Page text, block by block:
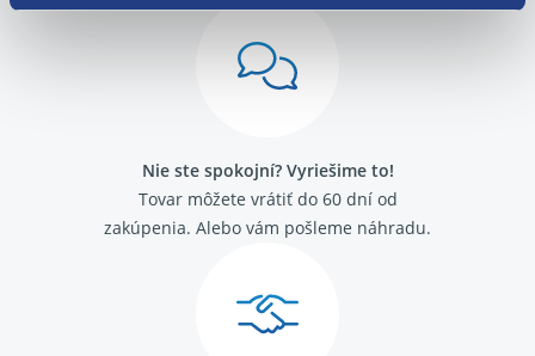
Nie ste spokojní? Vyriešime to!
Tovar môžete vrátiť do 60 dní od
zakúpenia. Alebo vám pošleme náhradu.